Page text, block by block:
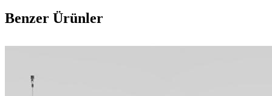
Benzer Ürünler